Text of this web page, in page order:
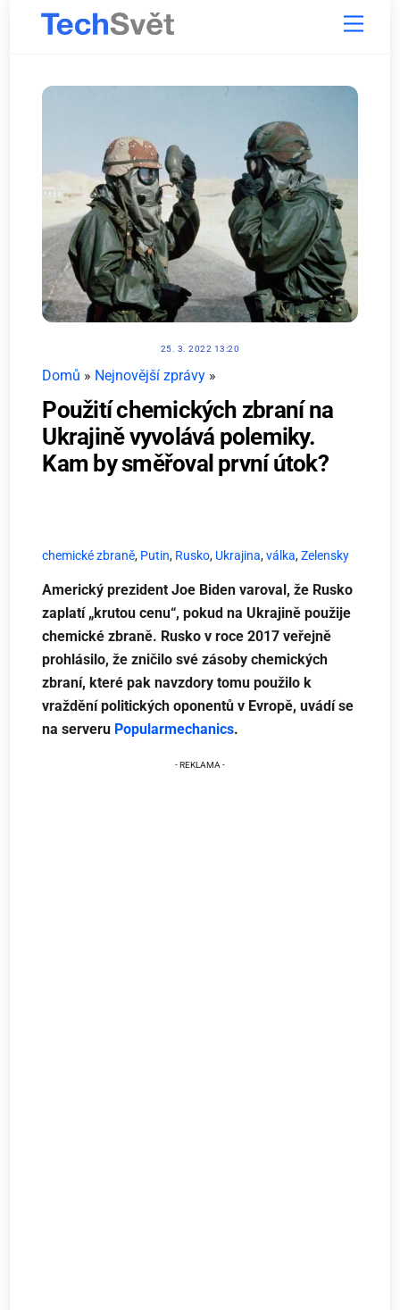
Menu
25. 3. 2022 13:20
Domů » Nejnovější zprávy »
Použití chemických zbraní na
Ukrajině vyvolává polemiky.
Kam by směřoval první útok?
chemické zbraně, Putin, Rusko, Ukrajina,válka,Zelensky
Americký prezident Joe Biden varoval, že Rusko
zaplatí „krutou cenu“, pokud na Ukrajině použije
chemické zbraně. Rusko v roce 2017 veřejně
prohlásilo, že zničilo své zásoby chemických
zbraní, které pak navzdory tomu použilo k
vraždění politických oponentů v Evropě, uvádí se
na serveru Popularmechanics.